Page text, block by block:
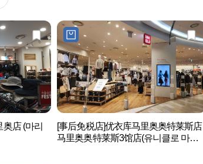
店 (마리
[事后免税店]优衣库马里奥奥特莱斯店
马里奥奥特莱斯3馆店(유니클로 마리